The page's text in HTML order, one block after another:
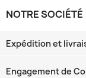
NOTRE SOCIÉTÉ
Expédition et
Engagement de